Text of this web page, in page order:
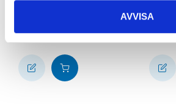
AVVISA
64varuhus
45-7960